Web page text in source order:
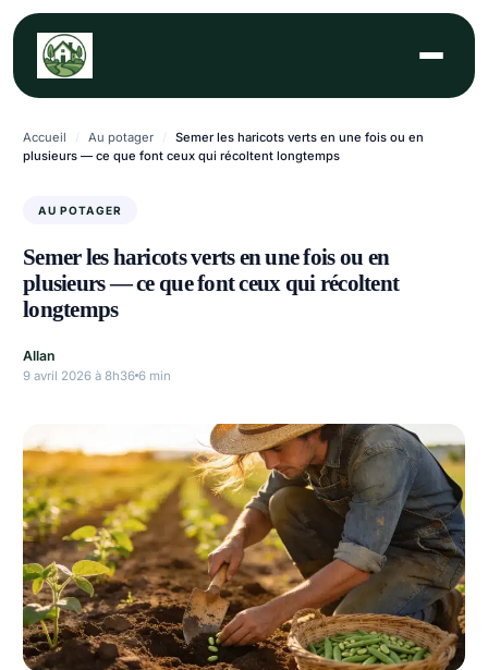
Aller
contenu
Accueil / Au potager /
Semer les haricots verts en une fois ou en
plusieurs — ce que font ceux qui récoltent longtemps
AU POTAGER
Semer les haricots verts en une fois ou en
plusieurs — ce que font ceux qui récoltent
longtemps
Allan
9 avril 2026 à 8h36 6 min